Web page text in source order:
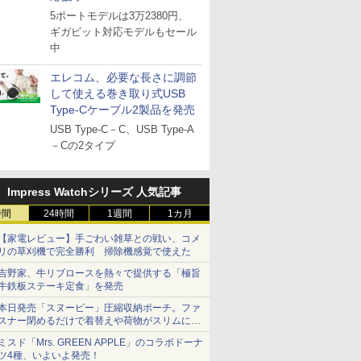
5ポートモデルは3万2380円、
ギガビット対応モデルもセール
中
エレコム、必要な長さに調節
して使える巻き取り式USB
Type-Cケーブル2製品を発売
USB Type-C－C、USB Type-A
－Cの2タイプ
Impress Watchシリーズ 人気記事
24時間 1週間 1カ月
家電レビュー】手ごわい雑草との戦い、コメ
の草刈機で完全勝利 掃除機感覚で使えた
野家、牛リブロースを熱々で提供する「極旨
鉄板ステーキ定食」を発売
日発売「スヌーピー」圧縮収納ポーチ。ファ
ナー閉めるだけで着替えや荷物がスリムにま
まる
スド「Mrs. GREEN APPLE」のコラボドーナ
4種、いよいよ発売！